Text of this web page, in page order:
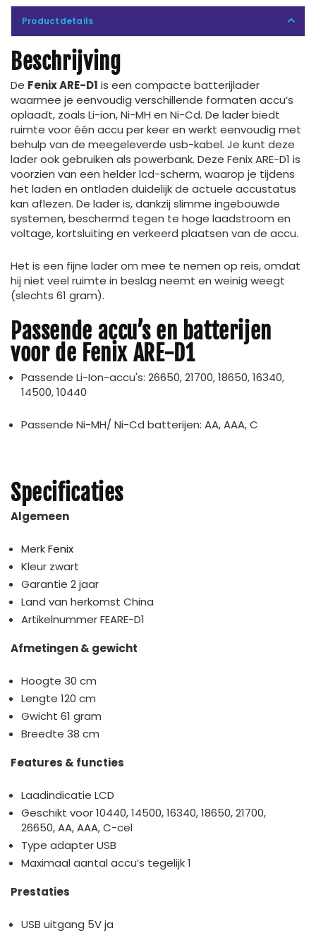
Productdetails
Beschrijving
De Fenix ARE-D1 is een compacte batterijlader
waarmee je eenvoudig verschillende formaten accu’s
oplaadt, zoals Li-ion, Ni-MH en Ni-Cd. De lader biedt
ruimte voor één accu per keer en werkt eenvoudig met
behulp van de meegeleverde usb-kabel. Je kunt deze
lader ook gebruiken als powerbank. Deze Fenix ARE-D1 is
voorzien van een helder lcd-scherm, waarop je tijdens
het laden en ontladen duidelijk de actuele accustatus
kan aflezen. De lader is, dankzij slimme ingebouwde
systemen, beschermd tegen te hoge laadstroom en
voltage, kortsluiting en verkeerd plaatsen van de accu.
Het is een fijne lader om mee te nemen op reis, omdat
hij niet veel ruimte in beslag neemt en weinig weegt
(slechts 61 gram).
Passende accu’s en batterijen
voor de Fenix ARE-D1
Passende Li-Ion-accu's: 26650, 21700, 18650, 16340,
14500, 10440
Passende Ni-MH/ Ni-Cd batterijen: AA, AAA, C
Specificaties
Algemeen
MerkFenix
Kleur zwart
Garantie 2 jaar
Land van herkomst China
Artikelnummer FEARE-D1
Afmetingen & gewicht
Hoogte 30 cm
Lengte 120 cm
Gwicht 61 gram
Breedte 38 cm
Features & functies
Laadindicatie LCD
Geschikt voor 10440, 14500, 16340, 18650, 21700,
26650, AA, AAA, C-cel
Type adapter USB
Maximaal aantal accu’s tegelijk 1
Prestaties
USB uitgang 5V ja